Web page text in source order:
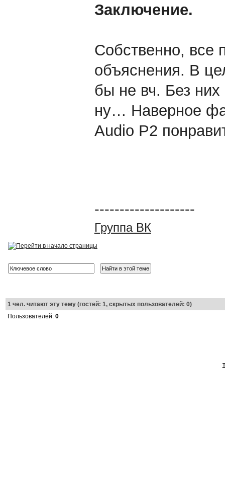
Заключение.
Собственно, все
объяснения. В
бы не вч. Без
ну… Наверное
Audio P2
--------------------
Группа ВК
1чел. читают эту тему (гостей: 1, скрытых пользователей: 0)
Пользователей: 0